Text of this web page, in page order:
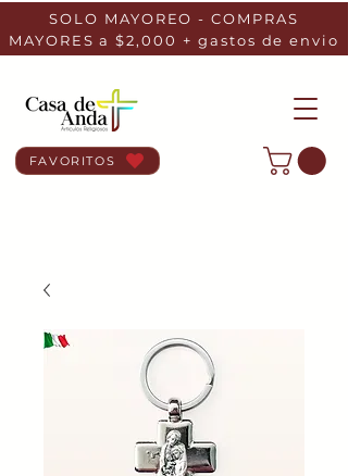
SOLO MAYOREO - COMPRAS
MAYORES a $2,000 + gastos de envio
FAVORITOS